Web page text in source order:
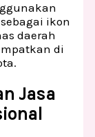
ikon
daerah
di
Jasa